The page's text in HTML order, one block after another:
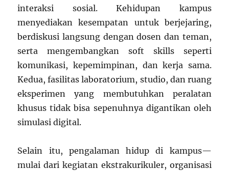
interaksi sosial. Kehidupan kampus
menyediakan kesempatan untuk berjejaring,
berdiskusi langsung dengan dosen dan teman,
serta mengembangkan soft skills seperti
komunikasi, kepemimpinan, dan kerja sama.
Kedua, fasilitas laboratorium, studio, dan ruang
eksperimen yang membutuhkan peralatan
khusus tidak bisa sepenuhnya digantikan oleh
simulasi digital.
Selain itu, pengalaman hidup di kampus—
mulai dari kegiatan ekstrakurikuler, organisasi